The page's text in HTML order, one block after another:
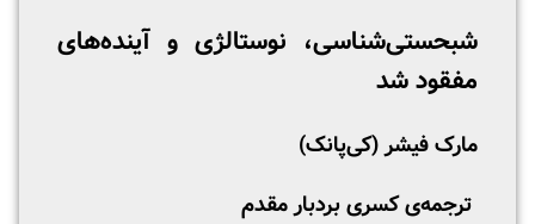
شبحستی‌شناسی، نوستالژی و آینده‌های
مفقود شد
مارک فیشر (کی‌پانک)
ترجمه‌ی کسری بردبار مقدم